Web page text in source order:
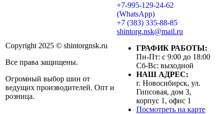
Copyright 2025 © shintorgnsk.ru
Все права защищены.
Огромный выбор шин от
ведущих производителей. Опт и
розница.
+7-995-129-24-62
(WhatsApp)
+7 (383) 335-88-85
shintorg.nsk@mail.ru
ГРАФИК РАБОТЫ:
Пн-Пт: с 9:00 до 18:00
Сб-Вс: выходной
НАШ АДРЕС:
г. Новосибирск, ул.
Гипсовая, дом 3,
корпус 1, офис 1
Посмотреть на карте